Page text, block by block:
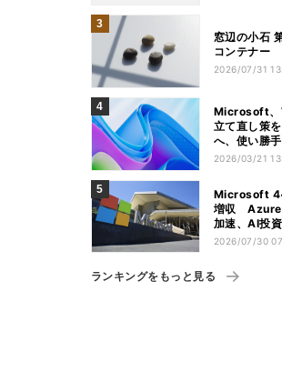
窓辺の小石
コンテナー
2026/07/31
Microsoft、
立て直し策
へ、使い勝
善
2026/03/21
Microsoft
増収 Azure
加速、AI投
ロー圧迫
2026/07/30
ランキングをもっと見る